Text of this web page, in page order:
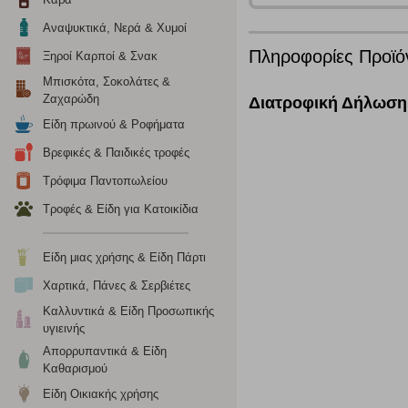
Αναψυκτικά, Νερά & Χυμοί
Ξηροί Καρποί & Σνακ
Μπισκότα, Σοκολάτες &
Ζαχαρώδη
Είδη πρωινού & Ροφήματα
Βρεφικές & Παιδικές τροφές
Τρόφιμα Παντοπωλείου
Τροφές & Είδη για Κατοικίδια
Είδη μιας χρήσης & Είδη Πάρτι
Χαρτικά, Πάνες & Σερβιέτες
Καλλυντικά & Είδη Προσωπικής
υγιεινής
Απορρυπαντικά & Είδη
Καθαρισμού
Είδη Οικιακής χρήσης
Πληροφορίες
Διατροφική Δήλωση
Λειτουργικά cookies
οποίων τις υπηρεσίες έχουμε επιλέξει. Αν δεν
Η συγκεκριμένη κατηγορία cookies ρυθμίζεται από
για τη δημιουργία ενός προφίλ των ενδιαφερόντων σας
το πρόγραμμα περιήγησης και τη συσκευή σας. Αν δεν
Cookies απόδοσης
Η συγκεκριμένη κατηγορία cookies μας δίνει τη
να γνωρίζουμε ποιες σελίδες είναι περισσότερο, ή
τα cookies είναι συγκεντρωτικές και, συνεπώς,